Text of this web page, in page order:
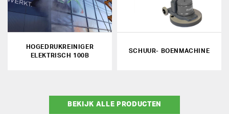
HOGEDRUKREINIGER
ELEKTRISCH 100B
SCHUUR- BOENMACHINE
BEKIJK ALLE PRODUCTEN